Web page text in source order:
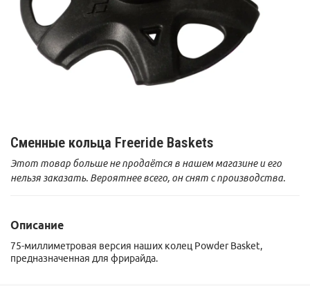
Сменные кольца Freeride Baskets
Этот товар больше не продаётся в нашем магазине и его
нельзя заказать. Вероятнее всего, он снят с производства.
Описание
75-миллиметровая версия наших колец Powder Basket,
предназначенная для фрирайда.